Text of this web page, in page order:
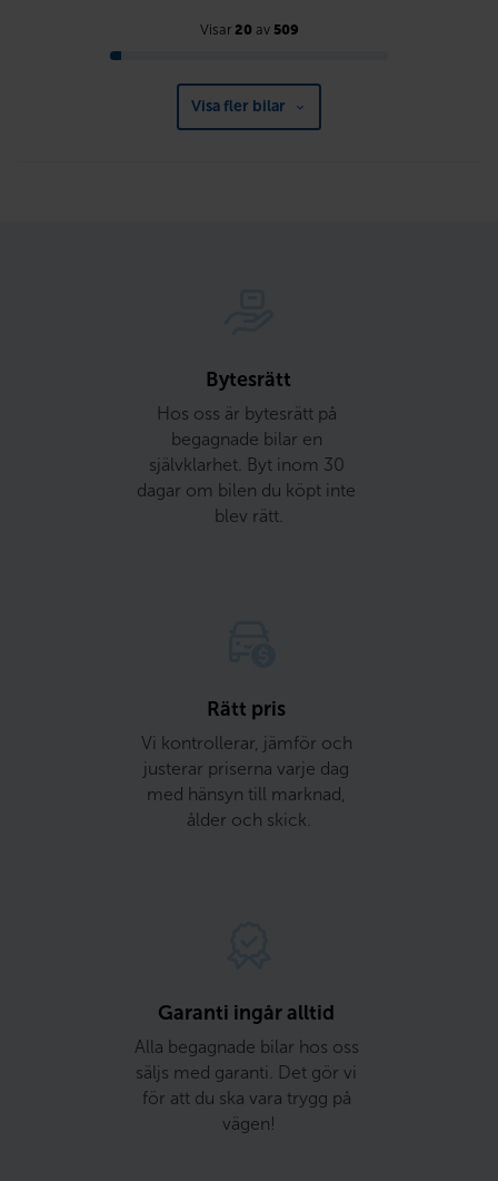
Visar 20av 509
Visa fler bilar
Bytesrätt
Hos oss är bytesrätt på
begagnade bilar en
självklarhet. Byt inom 30
dagar om bilen du köpt inte
blev rätt.
Rätt pris
Vi kontrollerar, jämför och
justerar priserna varje dag
med hänsyn till marknad,
ålder och skick.
Garanti ingår alltid
Alla begagnade bilar hos oss
säljs med garanti. Det gör vi
för att du ska vara trygg på
vägen!